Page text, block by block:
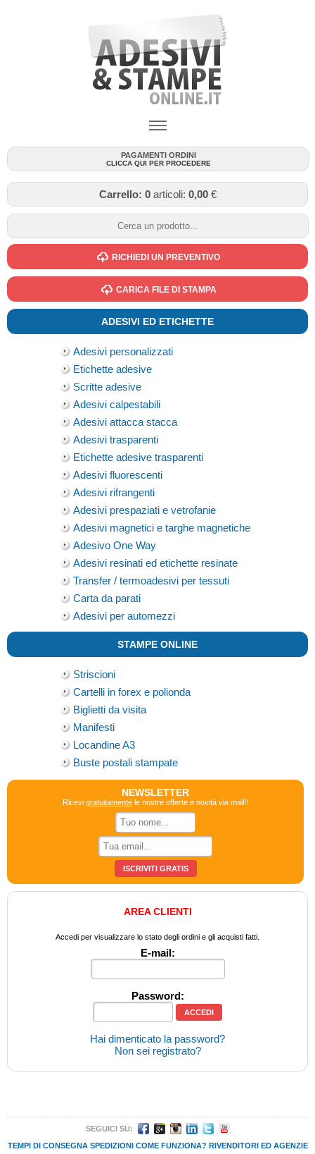
PAGAMENTI ORDINI
CLICCA QUI PER PROCEDERE
Carrello: 0articoli: 0,00€
RICHIEDI UN PREVENTIVO
CARICA FILE DI STAMPA
ADESIVI ED ETICHETTE
Adesivi personalizzati
Etichette adesive
Scritte adesive
Adesivi calpestabili
Adesivi attacca stacca
Adesivi trasparenti
Etichette adesive trasparenti
Adesivi fluorescenti
Adesivi rifrangenti
Adesivi prespaziati e vetrofanie
Adesivi magnetici e targhe magnetiche
Adesivo One Way
Adesivi resinati ed etichette resinate
Transfer / termoadesivi per tessuti
Carta da parati
Adesivi per automezzi
STAMPE ONLINE
Striscioni
Cartelli in forex e polionda
Biglietti da visita
Manifesti
Locandine A3
Buste postali stampate
NEWSLETTER
Ricevigratuitamente le nostre offerte e novità via mail!!
AREA CLIENTI
Accedi per visualizzare lo stato degli ordini e gli acquisti fatti.
E-mail:
Password:
Hai dimenticato la password?
Non sei registrato?
SEGUICI SU:
TEMPI DI CONSEGNA SPEDIZIONI COME FUNZIONA? RIVENDITORI ED AGENZIE